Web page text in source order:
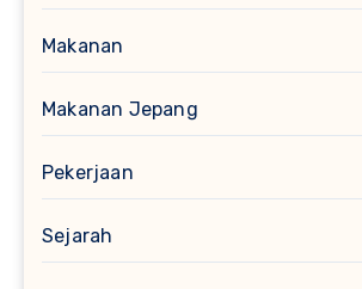
Makanan
Makanan Jepang
Pekerjaan
Sejarah